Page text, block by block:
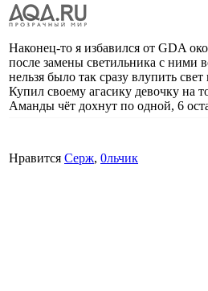
Наконец-то я избавился от GDA
после замены светильника с ними
нельзя было так сразу влупить
Купил своему агасику девочку на
Аманды чёт дохнут по одной, 6
Нравится Cepж, 0льчик